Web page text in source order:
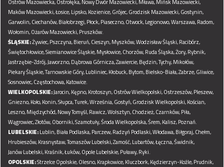
Maków Mazowiecki,Łosice,Lipsko,Kozienice,Grójec,Grodzisk Mazowiecki,Gostynin,
Garwolin,Ciechanów,Białobrzegi,Płock,Piaseczno,Otwock,Legionowo,Warszawa,Radom,
Wołomin,Ożarów Mazowiecki,Pruszków.
ŚLĄSKIE:Żywiec,Pszczyna,Bieruń,Cieszyn,Myszków,Wodzisław Śląski,Racibórz,
Świętochłowice,Siemianowice Śląskie,Mysłowice,Chorzów,Ruda Śląska,Żory,Rybnik,
Jastrzębie-Zdrój,Jaworzno,Dąbrowa Górnicza,Zawiercie,Będzin,Tychy,Mikołów,
Piekary Śląskie,Tarnowskie Góry,Lubliniec,Kłobuck,Bytom,Bielsko-Biała,Zabrze,Gliwice,
Sosnowiec,Częstochowa,Katowice.
WIELKOPOLSKIE:Jarocin,Kępno,Krotoszyn,Ostrów Wielkopolski,Ostrzeszów,Pleszew,
Gniezno,Koło,Konin,Słupca,Turek,Września,Gostyń,Grodzisk Wielkopolski,Kościan,
Leszno,Międzychód,Nowy Tomyśl,Rawicz,Wolsztyn,Chodzież,Czarnków,Piła,
Wągrowiec,Złotów,Oborniki,Szamotuły,Środa Wielkopolska,Śrem,Kalisz,Poznań.
LUBELSKIE:Lublin,Biała Podlaska,Parczew,Radzyń Podlaski,Włodawa,Biłgoraj,Chełm,
Hrubieszów,Krasnystaw,Tomaszów Lubelski,Zamość,Lubartów,Łęczna,Świdnik,
Janów Lubelski,Kraśnik,Łuków,Opole Lubelskie,Puławy,Ryki.
OPOLSKIE:Strzelce Opolskie,Olesno,Krapkowice,Kluczbork,Kędzierzyn-Koźle,Prudnik,